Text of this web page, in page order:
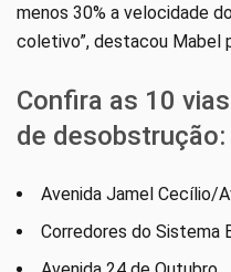
menos 30% a velocidade
coletivo”, destacou Mabel
Confira as 10
de desobstrução:
Avenida Jamel Cecílio/
Corredores do Sistema